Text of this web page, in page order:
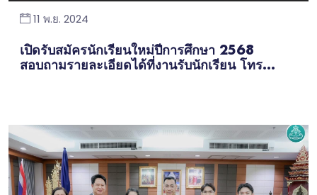
11 พ.ย. 2024
เปิดรับสมัครนักเรียนใหม่ปีการศึกษา 2568
สอบถามรายละเอียดได้ที่งานรับนักเรียน โทร...